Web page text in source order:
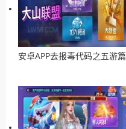
安卓APP去报毒代码之五游篇